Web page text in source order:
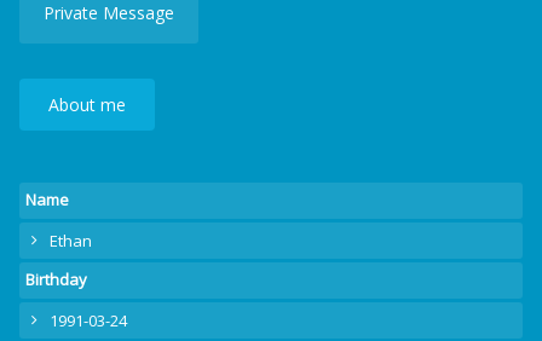
Private Message
About me
Name
Ethan
Birthday
1991-03-24